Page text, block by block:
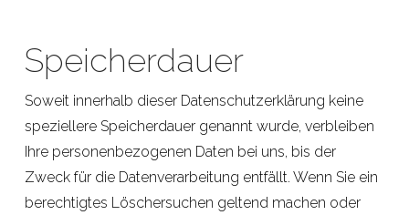
Speicherdauer
Soweit innerhalb dieser Datenschutzerklärung keine
speziellere Speicherdauer genannt wurde, verbleiben
Ihre personenbezogenen Daten bei uns, bis der
Zweck für die Datenverarbeitung entfällt. Wenn Sie ein
berechtigtes Löschersuchen geltend machen oder